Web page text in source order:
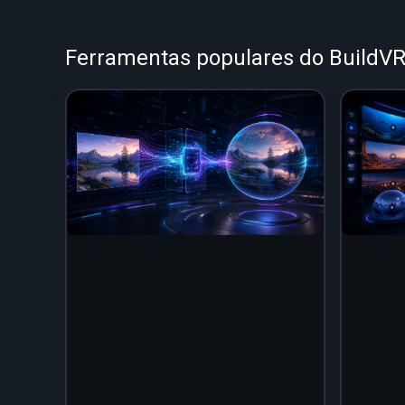
Ferramentas populares do BuildVR